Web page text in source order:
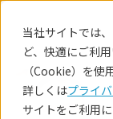
当社サイトでは
ど、快適にご利
（Cookie）を使
詳しくはプライ
サイトをご利用